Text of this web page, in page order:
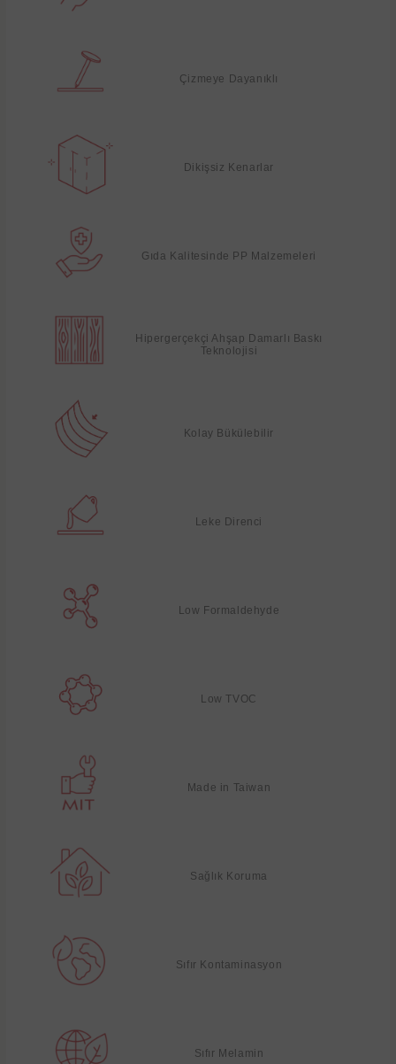
Çizmeye Dayanıklı
Dikişsiz Kenarlar
Gıda Kalitesinde PP Malzemeleri
Hipergerçekçi Ahşap Damarlı Baskı
Teknolojisi
Kolay Bükülebilir
Leke Direnci
Low Formaldehyde
Low TVOC
Made in Taiwan
Sağlık Koruma
Sıfır Kontaminasyon
Sıfır Melamin